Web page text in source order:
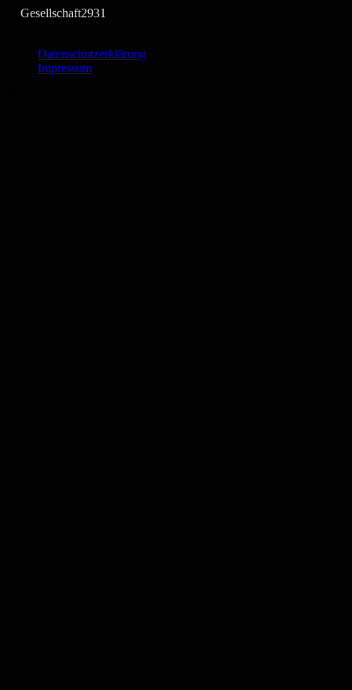
Gesellschaft2931
Datenschutzerklärung
Impressum